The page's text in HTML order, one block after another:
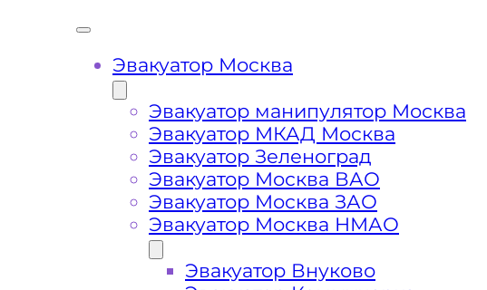
Эвакуатор Москва
Эвакуатор манипулятор Москва
Эвакуатор МКАД Москва
Эвакуатор Зеленоград
Эвакуатор Москва ВАО
Эвакуатор Москва ЗАО
Эвакуатор Москва НМАО
Эвакуатор Внуково
Наша компания имеет большой опыт в
сфере транспортировки и гарантирует
качество услуг эвакуации на улице Болдов
Ручей. Мы используем только современное
оборудование и технику, что позволяет
срочно и безопасно эвакуировать ваш
автомобиль или оказать помощь на
автодорогах, улицах и площадях
Зеленограда при поломке транспортного
средства или ДТП. Вы всегда можете
ознакомиться с полным списком услуг
эвакуатора и их ценой, как в